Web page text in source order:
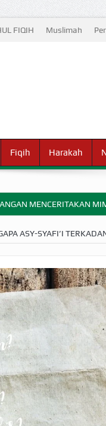
FIQIH Muslimah
Fiqih Harakah
MENCERITAKAN
MEMBAYAR ZAKAT UANG?
SYAR’I
ZAKAT KEPADA
ASY-SYAFI’I